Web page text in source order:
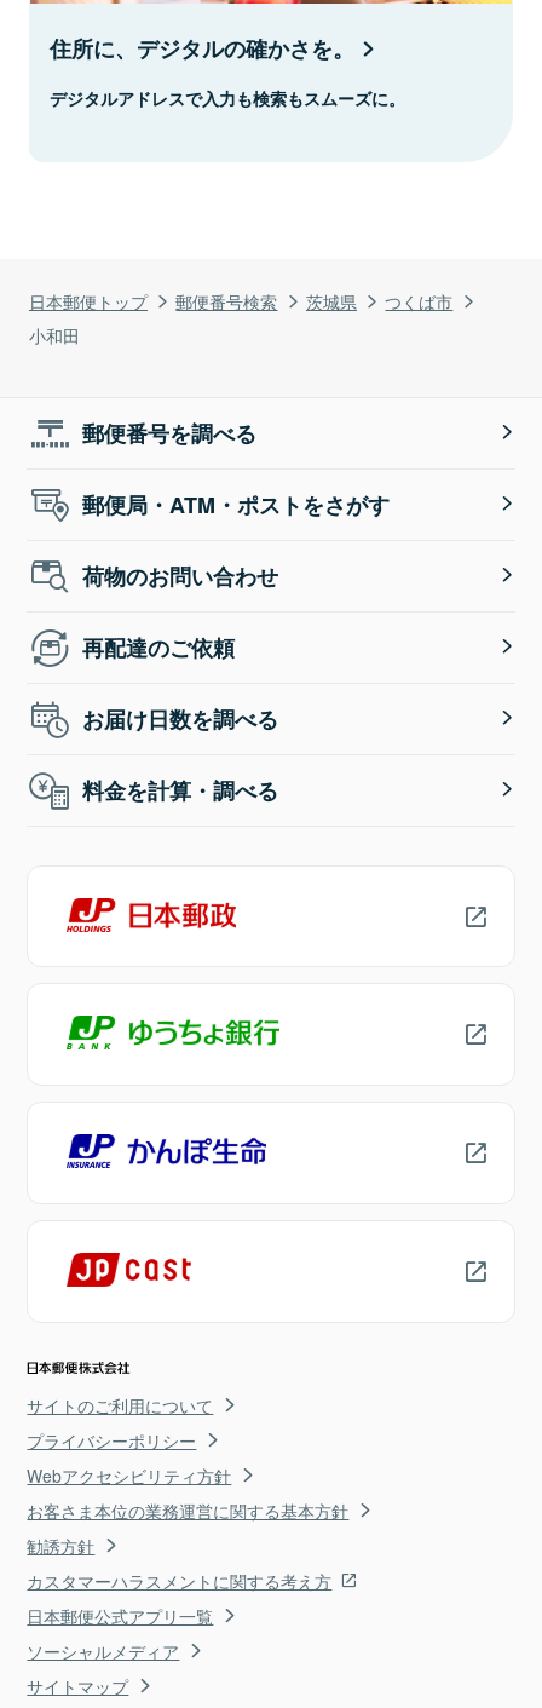
日本郵便トップ 郵便番号検索 茨城県
つくば市
小和田
住所に、デジタルの確かさを。
デジタルアドレスで入力も検索もスムーズに。
郵便番号を調べる
郵便局・ATM・ポストをさがす
荷物のお問い合わせ
再配達のご依頼
お届け日数を調べる
料金を計算・調べる
サイトのご利用について
プライバシーポリシー
Webアクセシビリティ方針
お客さま本位の業務運営に関する基本方針
勧誘方針
カスタマーハラスメントに関する考え方
日本郵便公式アプリ一覧
ソーシャルメディア
サイトマップ